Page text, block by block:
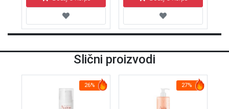
Slični proizvodi
26% 27%